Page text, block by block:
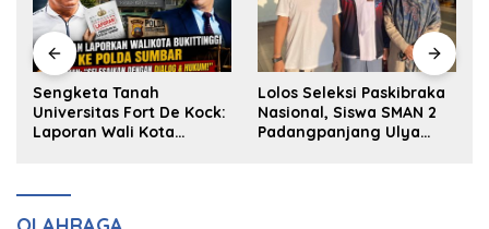
Sengketa Tanah
Universitas Fort De Kock:
Laporan Wali Kota
Lolos Seleksi Paskibraka
Nasional, Siswa SMAN 2
Padangpanjang Ulya